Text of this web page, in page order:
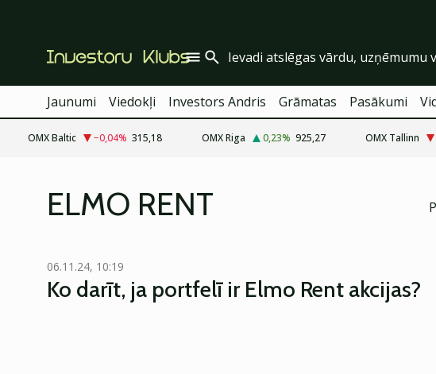
Jaunumi Viedokļi Investors Andris Grāmatas Pasākumi
OMX Baltic −0,04% 315,18 OMX Riga 0,23% 925,27 OMX Tallinn
ELMO RENT
06.11.24, 10:19
Ko darīt, ja portfelī ir Elmo Rent akcijas?